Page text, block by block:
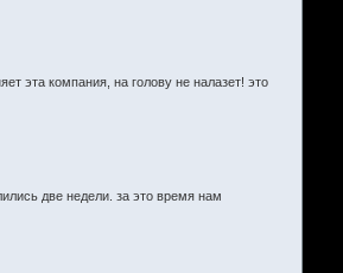
эта компания, на голову не налазет! это
две недели. за это время нам